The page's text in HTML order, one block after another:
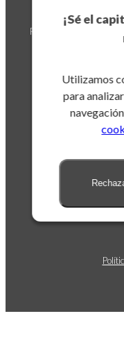
¡Sé el
Utilizamos
para
Puedes darte de baja en